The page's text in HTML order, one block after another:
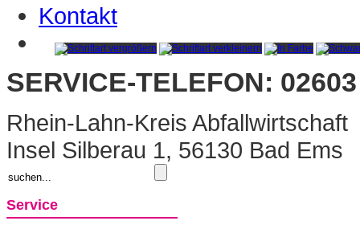
Kontakt
SERVICE-TELEFON:
Rhein-Lahn-Kreis Abfallwirtschaft
Insel Silberau 1, 56130 Bad Ems
Service